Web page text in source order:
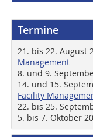
Termine
21. bis 22. August
Management
8. und 9.
14. und 15.
Facility
22. bis 25.
5. bis 7. Oktober